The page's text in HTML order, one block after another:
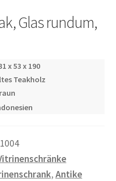
Glas rundum,
x 53 x 190
Teakholz
, Antike